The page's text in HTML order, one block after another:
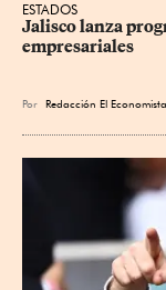
ESTADOS
Jalisco lanza
empresariales
Por Redacción El Economista